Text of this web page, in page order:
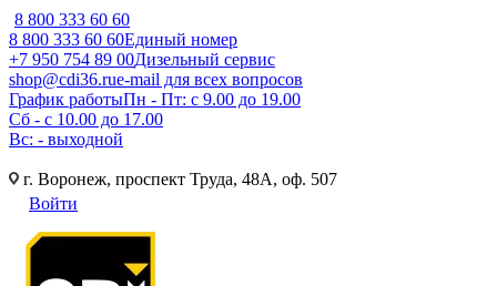
8 800 333 60 60
8 800 333 60 60Единый номер
+7 950 754 89 00Дизельный сервис
shop@cdi36.rue-mail для всех вопросов
График работыПн - Пт: с 9.00 до 19.00
Сб - с 10.00 до 17.00
Вс: - выходной
г. Воронеж, проспект Труда, 48А, оф. 507
Войти